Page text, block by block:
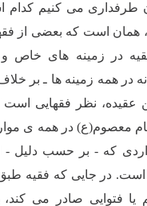
طرفدارى مى كنیم كدام
همان است كه بعضى از
در زمینه هاى خاص
نه در همه زمینه ها ـ بر
عقیده، نظر فقهایى است
معصوم(ع) در همه ى
كه - بر حسب دلیل -
در جایى كه فقیه
یا فتوایى صادر مى